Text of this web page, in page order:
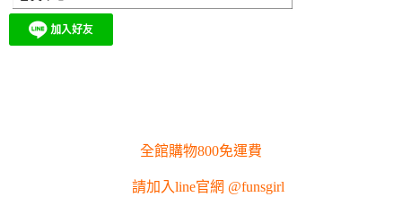
全館購物800免運費
請加入line官網 @funsgirl